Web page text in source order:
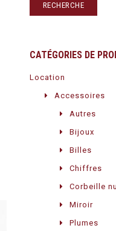
RECHERCHE
CATÉGORIES DE
Location
Accessoires
Autres
Bijoux
Billes
Chiffres
Corbeille
Miroir
Plumes